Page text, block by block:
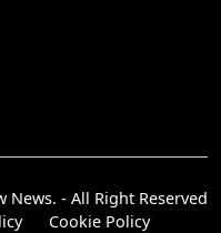
- All Right Reserved
Cookie Policy